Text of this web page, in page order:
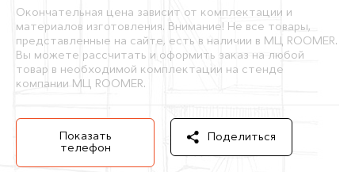
Окончательная цена зависит от комплектации и
материалов изготовления. Внимание! Не все товары,
представленные на сайте, есть в наличии в МЦ ROOMER.
Вы можете рассчитать и оформить заказ на любой
товар в необходимой комплектации на стенде
компании МЦ ROOMER.
Показать
телефон
Поделиться